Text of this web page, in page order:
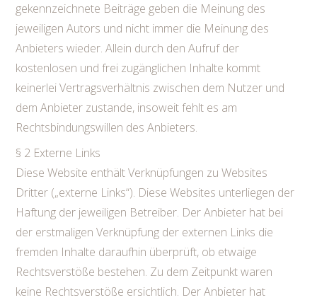
gekennzeichnete Beiträge geben die Meinung des
jeweiligen Autors und nicht immer die Meinung des
Anbieters wieder. Allein durch den Aufruf der
kostenlosen und frei zugänglichen Inhalte kommt
keinerlei Vertragsverhältnis zwischen dem Nutzer und
dem Anbieter zustande, insoweit fehlt es am
Rechtsbindungswillen des Anbieters.
§ 2 Externe Links
Diese Website enthält Verknüpfungen zu Websites
Dritter („externe Links“). Diese Websites unterliegen der
Haftung der jeweiligen Betreiber. Der Anbieter hat bei
der erstmaligen Verknüpfung der externen Links die
fremden Inhalte daraufhin überprüft, ob etwaige
Rechtsverstöße bestehen. Zu dem Zeitpunkt waren
keine Rechtsverstöße ersichtlich. Der Anbieter hat